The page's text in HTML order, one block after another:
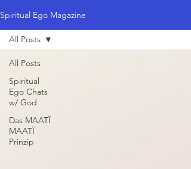
Spiritual Ego Magazine
All Posts
Spiritual
Ego Chats
w/ God
Das MAATÏ
MAATÏ
Prinzip
All Posts